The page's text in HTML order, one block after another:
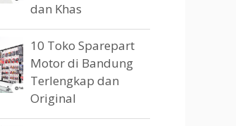
dan Khas
10 Toko Sparepart
Motor di Bandung
Terlengkap dan
Original